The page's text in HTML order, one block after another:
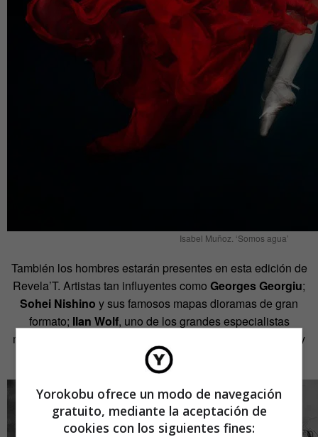
Isabel Muñoz. ‘Somos agua’
También los hombres estarán presentes en esta edición de
Revela’T. Artistas tan influyentes como Georges Georgiu;
Sohei Nishino y sus famosos mapas dioramas de gran
formato; Ilan Wolf, uno de los grandes especialistas
mundiales de la cámara oscura y fotógrafo experimental, y
, entre otros muchos.
Yorokobu ofrece un modo de navegación
gratuito, mediante la aceptación de
cookies con los siguientes fines: